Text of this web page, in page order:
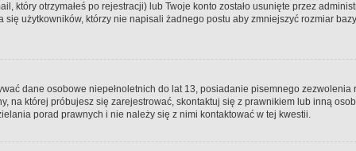
który otrzymałeś po rejestracji) lub Twoje konto zostało usunięte przez
użytkowników, którzy nie napisali żadnego postu aby zmniejszyć rozmiar
dane osobowe niepełnoletnich do lat 13, posiadanie pisemnego
której próbujesz się zarejestrować, skontaktuj się z prawnikiem lub inną
porad prawnych i nie należy się z nimi kontaktować w tej kwestii.